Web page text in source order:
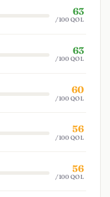
63
/100 QOL
63
/100 QOL
60
/100 QOL
56
/100 QOL
56
/100 QOL